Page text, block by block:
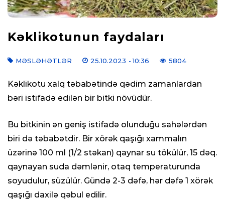
Kəklikotunun faydaları
MƏSLƏHƏTLƏR 25.10.2023 - 10:36 5804
Kəklikotu xalq təbabətində qədim zamanlardan
bəri istifadə edilən bir bitki növüdür.
Bu bitkinin ən geniş istifadə olunduğu sahələrdən
biri də təbabətdir. Bir xörək qaşığı xammalın
üzərinə 100 ml (1/2 stəkan) qaynar su tökülür, 15 dəq.
qaynayan suda dəmlənir, otaq temperaturunda
soyudulur, süzülür. Gündə 2-3 dəfə, hər dəfə 1 xörək
qaşığı daxilə qəbul edilir.